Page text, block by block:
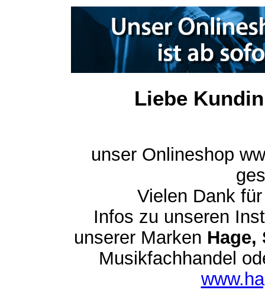
Liebe
unser Onlineshop
Vielen Dank
Infos zu unseren
unserer Marken Hage,
Musikfachhandel